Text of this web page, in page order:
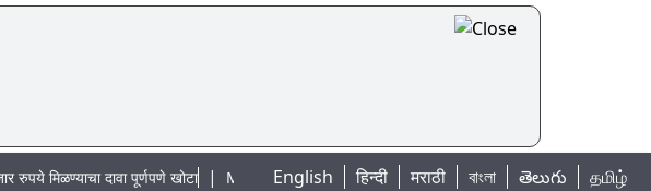
दावा पूर्णपणे खोटा| Mumbai Lake Water Levels: मुंबई पाणीपुरवठा अपडेट: शहरातील 7 तलावांमधील
English हिन्दी मराठी বাংলা తెలుగు தமிழ்